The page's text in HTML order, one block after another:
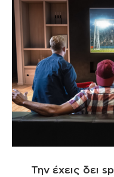
Την έχεις δει